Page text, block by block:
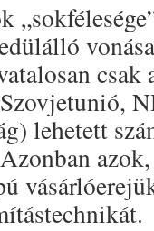
csak
lehetett